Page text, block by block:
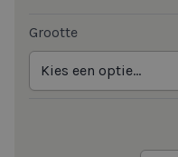
Grootte